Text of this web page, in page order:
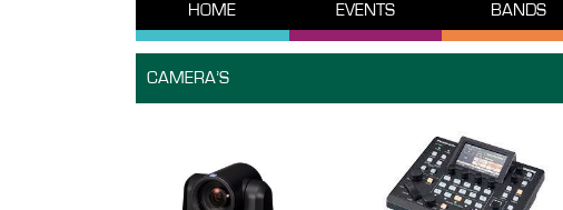
HOME EVENTS BANDS
CAMERA’S